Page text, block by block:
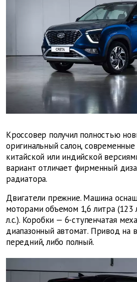
Кроссовер получил полностью
оригинальный салон,
китайской или индийской
вариант отличает фирменный
радиатора.
Двигатели прежние. Машина
моторами объемом 1,6 литра (123
л.с.). Коробки — 6-ступенчатая
диапазонный автомат. Привод на
передний, либо полный.